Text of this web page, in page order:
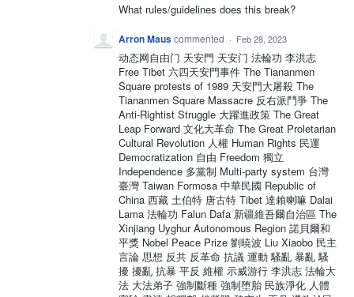
What rules/guidelines does this break?
Arron Mauscommented · Feb 28, 2023
动态网自由门 天安門 天安门 法輪功 李洪志
Free Tibet 六四天安門事件 The Tiananmen
Square protests of 1989 天安門大屠殺 The
Tiananmen Square Massacre 反右派鬥爭 The
Anti-Rightist Struggle 大躍進政策 The Great
Leap Forward 文化大革命 The Great Proletarian
Cultural Revolution 人權 Human Rights 民運
Democratization 自由 Freedom 獨立
Independence 多黨制 Multi-party system 台灣
臺灣 Taiwan Formosa 中華民國 Republic of
China 西藏 土伯特 唐古特 Tibet 達賴喇嘛 Dalai
Lama 法輪功 Falun Dafa 新疆維吾爾自治區 The
Xinjiang Uyghur Autonomous Region 諾貝爾和
平獎 Nobel Peace Prize 劉暁波 Liu Xiaobo 民主
言論 思想 反共 反革命 抗議 運動 騷亂 暴亂 騷
擾 擾亂 抗暴 平反 維權 示威游行 李洪志 法輪大
法 大法弟子 強制斷種 強制堕胎 民族淨化 人體